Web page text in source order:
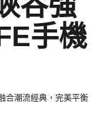
手機
合潮流經典，完美平衡